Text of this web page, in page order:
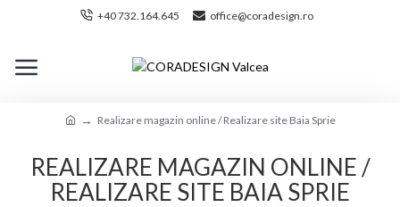
+40 732.164.645 office@coradesign.ro
Realizare magazin online / Realizare site Baia Sprie
REALIZARE MAGAZIN ONLINE /
REALIZARE SITE BAIA SPRIE